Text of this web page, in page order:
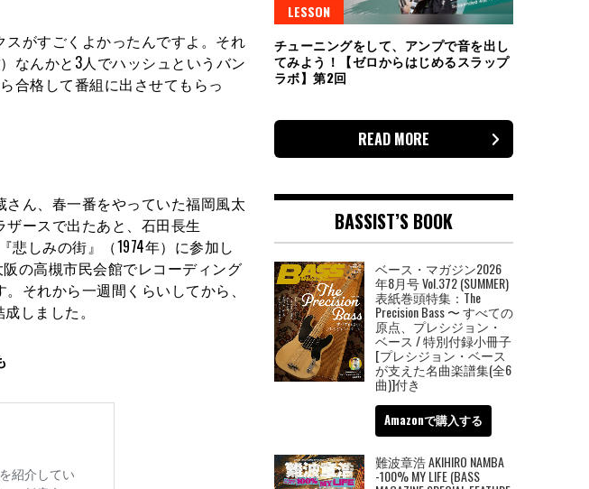
がすごくよかったんですよ。それ
なんかと3人でハッシュというバン
合格して番組に出させてもらっ
ん、春一番をやっていた福岡風太
ースで出たあと、石田長生
悲しみの街』（1974年）に参加し
の高槻市民会館でレコーディング
それから一週間くらいしてから、
しました。
LESSON
チューニングをして、アンプで音を出し
てみよう！【ゼロからはじめるスラップ
ラボ】第2回
READ MORE
BASSIST’S BOOK
ベース・マガジン2026
年8月号 Vol.372 (SUMMER)
表紙巻頭特集：The
Precision Bass 〜 すべての
原点、プレシジョン・
ベース / 特別付録小冊子
[プレシジョン・ベース
が支えた名曲楽譜集(全6
曲)]付き
Amazonで購入する
難波章浩 AKIHIRO NAMBA
-100% MY LIFE (BASS